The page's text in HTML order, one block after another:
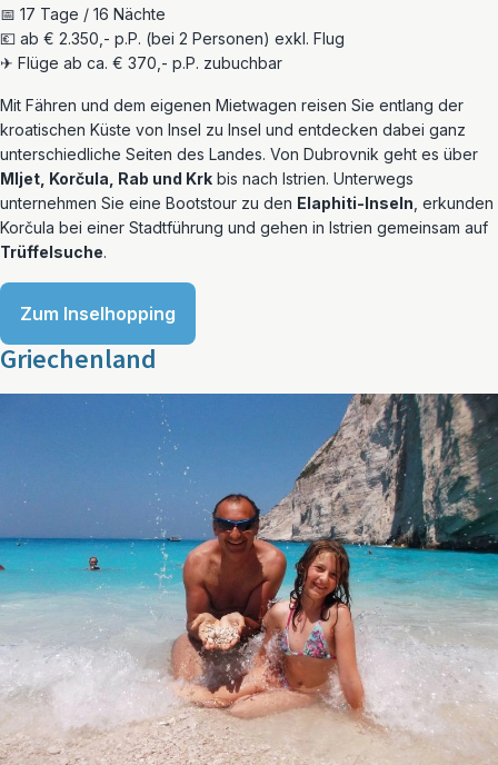
📅 17 Tage / 16 Nächte
💶 ab € 2.350,- p.P. (bei 2 Personen) exkl. Flug
✈ Flüge ab ca. € 370,- p.P. zubuchbar
Mit Fähren und dem eigenen Mietwagen reisen Sie entlang der
kroatischen Küste von Insel zu Insel und entdecken dabei ganz
unterschiedliche Seiten des Landes. Von Dubrovnik geht es über
Mljet, Korčula, Rab und Krk bis nach Istrien. Unterwegs
unternehmen Sie eine Bootstour zu den Elaphiti-Inseln , erkunden
Korčula bei einer Stadtführung und gehen in Istrien gemeinsam auf
Trüffelsuche.
Zum Inselhopping
Griechenland